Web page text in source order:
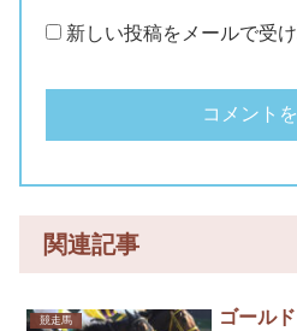
新しい投稿をメールで受
関連記事
競走馬 ゴール